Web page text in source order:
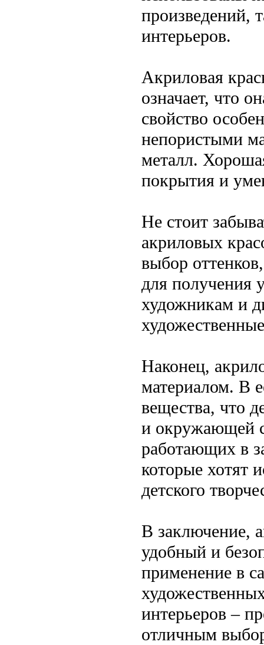
произведений,
интерьеров.
Акриловая
означает, что
свойство
непористыми
металл.
покрытия и
Не стоит
акриловых
выбор
для получения
художникам и
Наконец,
материалом. В
вещества, что
и окружающей
работающих в
которые хотят
детского
В заключение,
удобный и
применение в
интерьеров –
отличным